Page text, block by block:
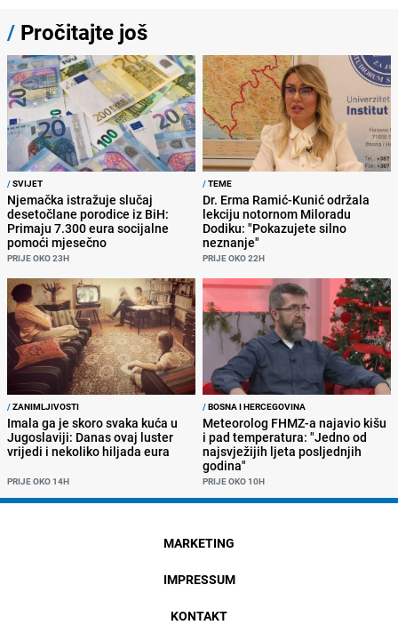
/ Pročitajte još
/SVIJET
Njemačka istražuje slučaj
desetočlane porodice iz BiH:
Primaju 7.300 eura socijalne
pomoći mjesečno
PRIJE OKO 23H
/TEME
Dr. Erma Ramić-Kunić održala
lekciju notornom Miloradu
Dodiku: "Pokazujete silno
neznanje"
PRIJE OKO 22H
/ZANIMLJIVOSTI
Imala ga je skoro svaka kuća u
Jugoslaviji: Danas ovaj luster
vrijedi i nekoliko hiljada eura
PRIJE OKO 14H
/BOSNA I HERCEGOVINA
Meteorolog FHMZ-a najavio kišu
i pad temperatura: "Jedno od
najsvježijih ljeta posljednjih
godina"
PRIJE OKO 10H
MARKETING
IMPRESSUM
KONTAKT